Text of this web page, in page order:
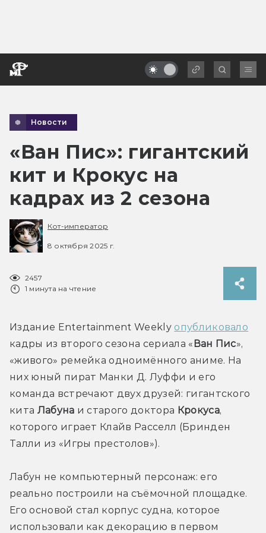
Новости
«Ван Пис»: гигантский
кит и Крокус на
кадрах из 2 сезона
Кот-император
8 октября 2025 г.
2457
1 минута на чтение
Издание Entertainment Weekly опубликовало
кадры из второго сезона сериала « Ван Пис»,
«живого» ремейка одноимённого аниме. На
них юный пират Манки Д. Луффи и его
команда встречают двух друзей: гигантского
кита Лабуна и старого доктора Крокуса,
которого играет Клайв Расселл (Бринден
Талли из «Игры престолов»).
Лабун не компьютерный персонаж: его
реально построили на съёмочной площадке.
Его основой стал корпус судна, которое
использовали как декорацию в первом